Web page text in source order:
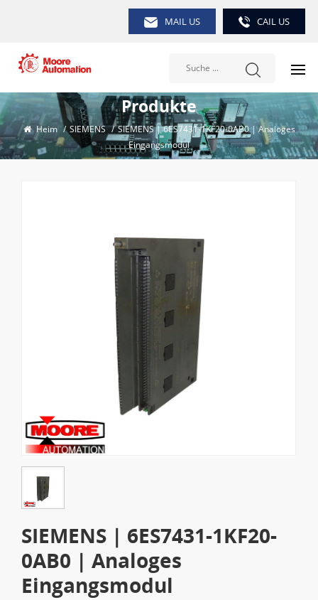
MAIL US CAIL US
Produkte
Heim / SIEMENS / SIEMENS | 6ES7431-1KF20-0AB0 | Analoges
Eingangsmodul
SIEMENS | 6ES7431-1KF20-
0AB0 | Analoges
Eingangsmodul